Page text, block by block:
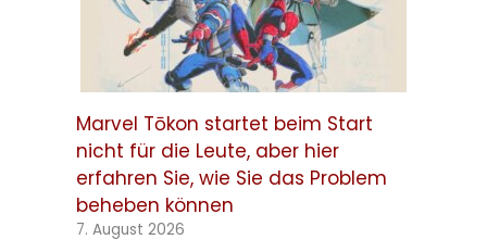
Marvel Tōkon startet beim Start
nicht für die Leute, aber hier
erfahren Sie, wie Sie das Problem
beheben können
7. August 2026